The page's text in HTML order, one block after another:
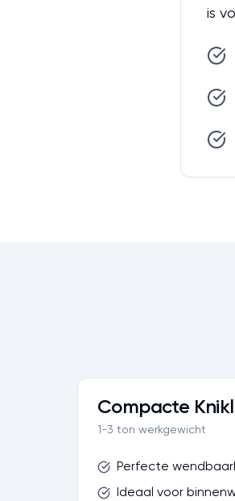
is
Compacte
1-3 ton werkgewicht
Perfecte
Ideaal voor